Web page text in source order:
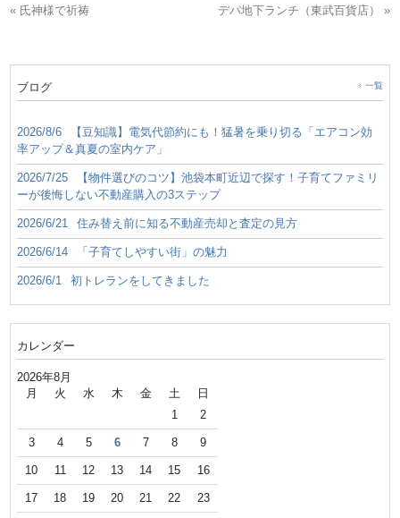
« 氏神様で祈祷 デパ地下ランチ（東武百貨店） »
ブログ 一覧
2026/8/6
【豆知識】電気代節約にも！猛暑を乗り切る「エアコン効
率アップ＆真夏の室内ケア」
2026/7/25
【物件選びのコツ】池袋本町近辺で探す！子育てファミリ
ーが後悔しない不動産購入の3ステップ
2026/6/21 住み替え前に知る不動産売却と査定の見方
2026/6/14 「子育てしやすい街」の魅力
2026/6/1 初トレランをしてきました
カレンダー
2026年8月
月 火 水 木 金 土 日
1 2
3 4 5 6 7 8 9
10 11 12 13 14 15 16
17 18 19 20 21 22 23